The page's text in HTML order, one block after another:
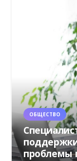
ОБЩЕСТВО
проблемы